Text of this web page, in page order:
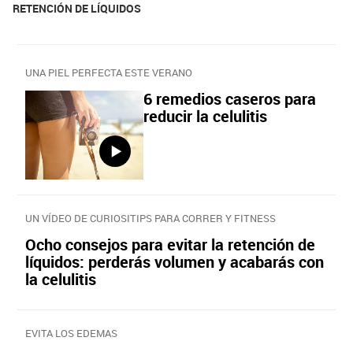
RETENCIÓN DE LÍQUIDOS
UNA PIEL PERFECTA ESTE VERANO
6 remedios caseros para
reducir la celulitis
UN VÍDEO DE CURIOSITIPS PARA CORRER Y FITNESS
Ocho consejos para evitar la retención de
líquidos: perderás volumen y acabarás con
la celulitis
EVITA LOS EDEMAS